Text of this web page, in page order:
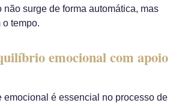
não surge de forma automática, mas
o tempo.
emocional com apoio
emocional é essencial no processo de